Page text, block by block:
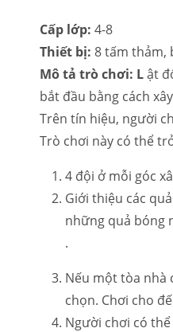
Cấp lớp: 4-8
Thiết bị: 8 tấm thảm,
Mô tả trò chơi: Lật
bắt đầu bằng cách
Trên tín hiệu, người
Trò chơi này có thể
4 đội ở mỗi góc
Giới thiệu các
những quả bóng
.
Nếu một tòa nhà
chọn. Chơi cho
Người chơi có